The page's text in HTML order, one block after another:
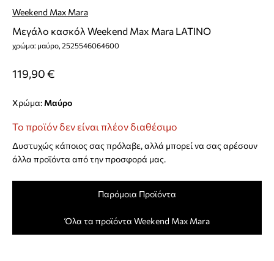
Weekend Max Mara
Μεγάλο κασκόλ Weekend Max Mara LATINO
χρώμα: μαύρο, 2525546064600
119,90 €
Χρώμα: μαύρο
Το προϊόν δεν είναι πλέον διαθέσιμο
Δυστυχώς κάποιος σας πρόλαβε, αλλά μπορεί να σας αρέσουν
άλλα προϊόντα από την προσφορά μας.
Παρόμοια Προϊόντα
Όλα τα προϊόντα Weekend Max Mara